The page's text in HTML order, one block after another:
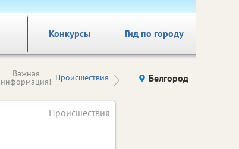
Гид по городу
Конкурсы
Важная
информация! Происшествия Здоровье компаний (на
правах
Белгород
Происшествия